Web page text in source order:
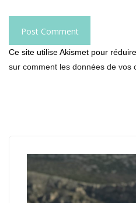
Ce site utilise Akismet pour
sur comment les données de vos